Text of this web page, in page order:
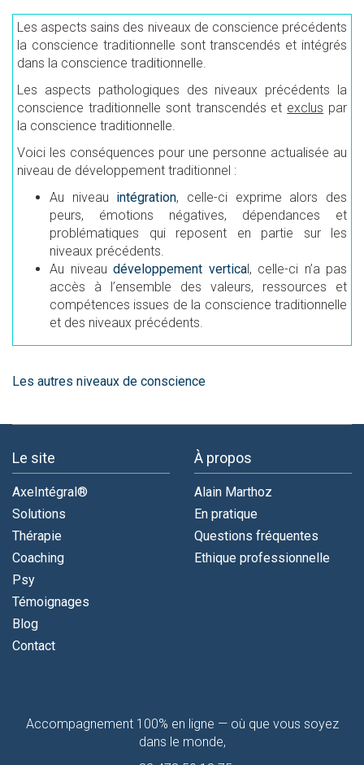
Les aspects sains des niveaux de conscience précédents
la conscience traditionnelle sont transcendés et intégrés
dans la conscience traditionnelle.
Les aspects pathologiques des niveaux précédents la
conscience traditionnelle sont transcendés et exclus par
la conscience traditionnelle.
Voici les conséquences pour une personne actualisée au
niveau de développement traditionnel :
Au niveau intégration, celle-ci exprime alors des
peurs, émotions négatives, dépendances et
problématiques qui reposent en partie sur les
niveaux précédents.
Au niveau développement vertical, celle-ci n’a pas
accès à l’ensemble des valeurs, ressources et
compétences issues de la conscience traditionnelle
et des niveaux précédents.
Les autres niveaux de conscience
Le site
AxeIntégral®
Solutions
Thérapie
Coaching
Psy
Témoignages
Blog
Contact
À propos
Alain Marthoz
En pratique
Questions fréquentes
Ethique professionnelle
Contactez-
Accompagnement 100% en ligne — où que vous soyez
dans le monde,